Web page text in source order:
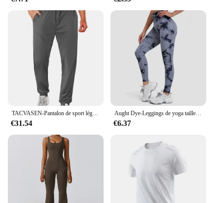
TACVASEN-Pantalon de sport léger pour homme, séchage rapide, taille élastique, course à pied, entraînement en plein air, survêtement athlétique, jogging
€31.54
Aught Dye-Leggings de yoga taille haute sans couture pour femmes, pantalons de sport, collants push-up, vêtements de sport, entraînement de fitness, nouveau, 2024
€6.37